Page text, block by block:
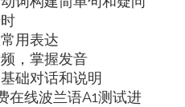
用表达
，掌握发音
础对话和说明
在线波兰语A1测试进